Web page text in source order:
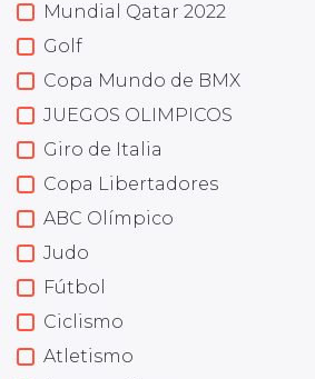
Mundial Qatar 2022
Golf
Copa Mundo de BMX
JUEGOS OLIMPICOS
Giro de Italia
Copa Libertadores
ABC Olímpico
Judo
Fútbol
Ciclismo
Atletismo